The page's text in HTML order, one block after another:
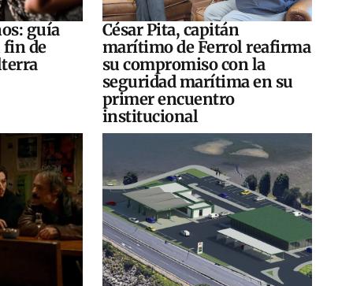
guía
fin de
César Pita, capitán
marítimo de Ferrol reafirma
su compromiso con la
seguridad marítima en su
primer encuentro
institucional